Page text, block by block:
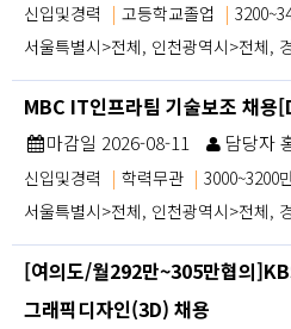
신입및경력 | 고등학교졸업 |
서울특별시>전체, 인천광역시>전체,
MBC IT인프라팀 기술보조 채용
마감일 2026-08-11 담당자
신입및경력 | 학력무관 | 3000~3200
서울특별시>전체, 인천광역시>전체,
[여의도/월292만~305만협의
그래픽디자인(3D) 채용